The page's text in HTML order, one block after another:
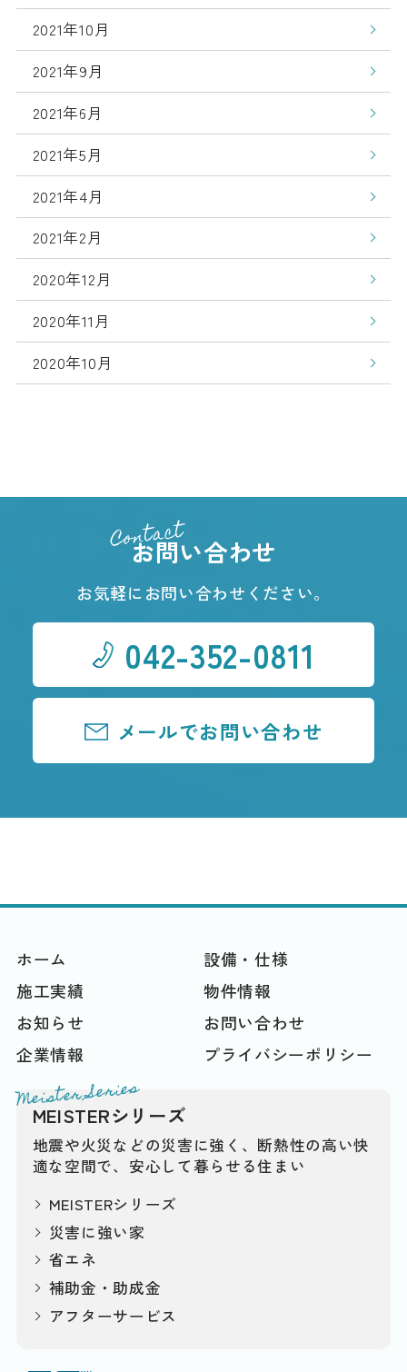
2021年10月
2021年9月
2021年6月
2021年5月
2021年4月
2021年2月
2020年12月
2020年11月
2020年10月
Contact
お問い合わせ
お気軽にお問い合わせください。
042-352-0811
メールでお問い合わせ
ホーム
設備・仕様
施工実績
物件情報
お知らせ
お問い合わせ
企業情報
プライバシーポリシー
Meister Series
MEISTERシリーズ
地震や火災などの災害に強く、断熱性の高い快
適な空間で、安心して暮らせる住まい
MEISTERシリーズ
災害に強い家
省エネ
補助金・助成金
アフターサービス